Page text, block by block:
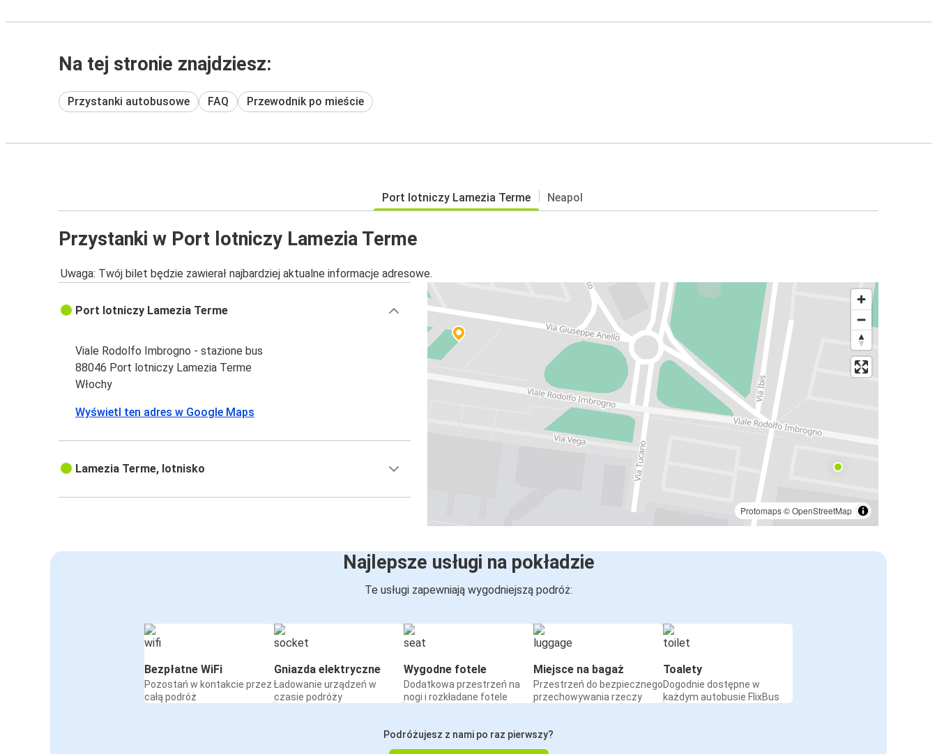
Na tej stronie znajdziesz:
Przystanki autobusowe FAQ Przewodnik po mieście
Port lotniczy Lamezia Terme Neapol
Przystanki w Port lotniczy Lamezia Terme
Uwaga: Twój bilet będzie zawierał najbardziej aktualne informacje adresowe.
Protomaps©OpenStreetMap
Port lotniczy Lamezia Terme
Viale Rodolfo Imbrogno - stazione bus
88046 Port lotniczy Lamezia Terme
Włochy
Wyświetl ten adres w Google Maps
Lamezia Terme, lotnisko
Najlepsze usługi na pokładzie
Te usługi zapewniają wygodniejszą podróż:
Bezpłatne WiFi
Pozostań w kontakcie przez
całą podróż
Gniazda elektryczne
Ładowanie urządzeń w
czasie podróży
Wygodne fotele
Dodatkowa przestrzeń na
nogi i rozkładane fotele
Miejsce na bagaż
Przestrzeń do bezpiecznego
przechowywania rzeczy
Toalety
Dogodnie dostępne w
każdym autobusie FlixBus
Podróżujesz z nami po raz pierwszy?